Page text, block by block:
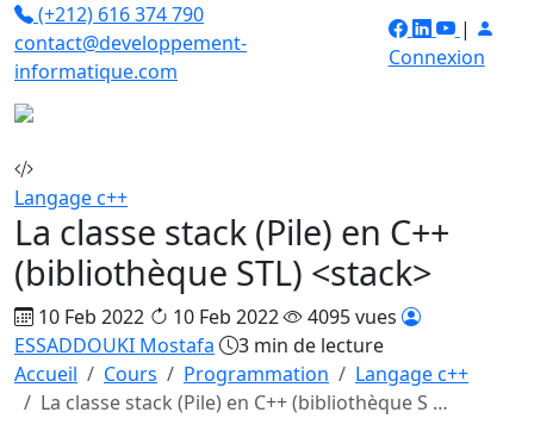
(+212) 616 374 790
contact@developpement-
informatique.com
|
Connexion
Langage c++
La classe stack (Pile) en C++
(bibliothèque STL) <stack>
10 Feb 2022 10 Feb 2022
4095 vues
ESSADDOUKI Mostafa
3 min de lecture
Accueil
Cours Programmation
Langage c++
La classe stack (Pile) en C++ (bibliothèque S …